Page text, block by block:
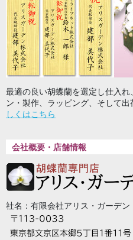
最適の良い胡蝶蘭を選定し仕入
ン・製作、ラッピング、そして出
しくはこちら
会社概要・店舗情報
社名：有限会社アリス・ガーデン